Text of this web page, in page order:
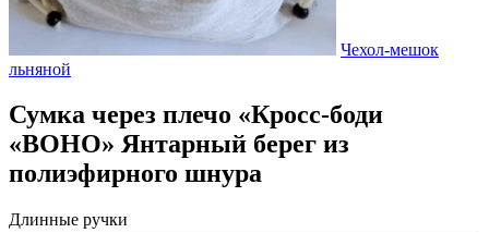
Чехол-мешок
льняной
Сумка через плечо «Кросс-боди
«BOHO» Янтарный берег из
полиэфирного шнура
Длинные ручки